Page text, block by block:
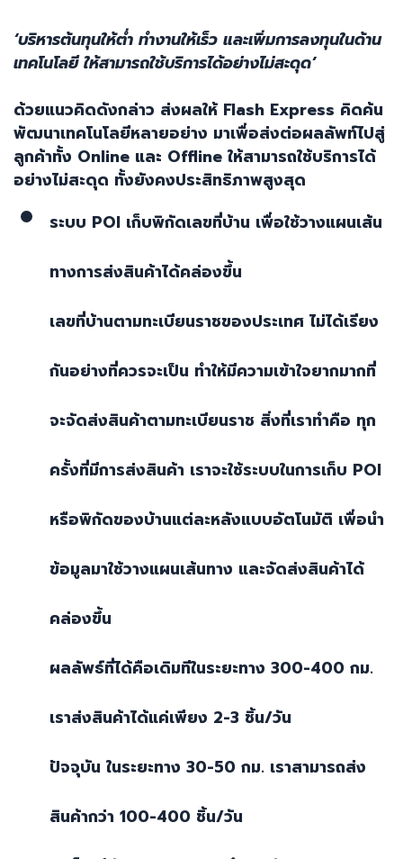
‘บริหารต้นทุนให้ต่ำ ทำงานให้เร็ว และเพิ่มการลงทุนในด้าน
เทคโนโลยี ให้สามารถใช้บริการได้อย่างไม่สะดุด’
ด้วยแนวคิดดังกล่าว ส่งผลให้ Flash Express คิดค้น
พัฒนาเทคโนโลยีหลายอย่าง มาเพื่อส่งต่อผลลัพท์ไปสู่
ลูกค้าทั้ง Online และ Offline ให้สามารถใช้บริการได้
อย่างไม่สะดุด ทั้งยังคงประสิทธิภาพสูงสุด
ระบบ POI เก็บพิกัดเลขที่บ้าน เพื่อใช้วางแผนเส้น
ทางการส่งสินค้าได้คล่องขึ้น
เลขที่บ้านตามทะเบียนราชของประเทศ ไม่ได้เรียง
กันอย่างที่ควรจะเป็น ทำให้มีความเข้าใจยากมากที่
จะจัดส่งสินค้าตามทะเบียนราช สิ่งที่เราทำคือ ทุก
ครั้งที่มีการส่งสินค้า เราจะใช้ระบบในการเก็บ POI
หรือพิกัดของบ้านแต่ละหลังแบบอัตโนมัติ เพื่อนำ
ข้อมูลมาใช้วางแผนเส้นทาง และจัดส่งสินค้าได้
คล่องขึ้น
ผลลัพธ์ที่ได้คือเดิมทีในระยะทาง 300-400 กม.
เราส่งสินค้าได้แค่เพียง 2-3 ชิ้น/วัน
ปัจจุบัน ในระยะทาง 30-50 กม. เราสามารถส่ง
สินค้ากว่า 100-400 ชิ้น/วัน